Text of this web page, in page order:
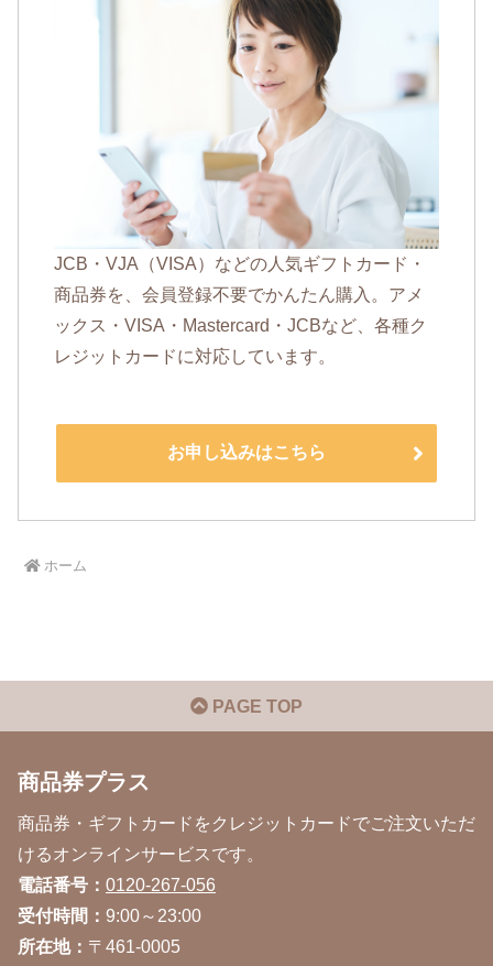
JCB・VJA（VISA）などの人気ギフトカード・
商品券を、会員登録不要でかんたん購入。アメ
ックス・VISA・Mastercard・JCBなど、各種ク
レジットカードに対応しています。
お申し込みはこちら
ホーム
PAGE TOP
商品券プラス
商品券・ギフトカードをクレジットカードでご注文いただ
けるオンラインサービスです。
電話番号： 0120-267-056
受付時間： 9:00～23:00
所在地： 〒461-0005